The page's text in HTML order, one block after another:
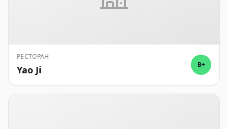
РЕСТОРАН
Yao Ji B+